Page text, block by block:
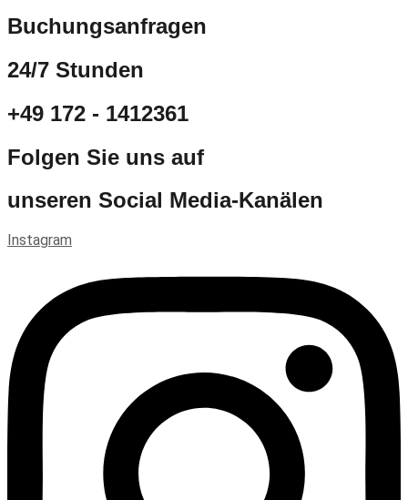
Buchungsanfragen
24/7 Stunden
+49 172 - 1412361
Folgen Sie uns auf
unseren Social Media-Kanälen
Instagram